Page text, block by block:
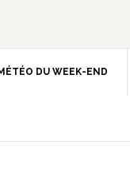
DU WEEK-END